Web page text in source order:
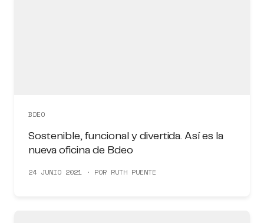
BDEO
Sostenible, funcional y divertida. Así es la
nueva oficina de Bdeo
24 JUNIO 2021 · POR RUTH PUENTE